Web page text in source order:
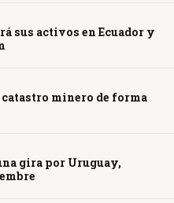
sus activos en Ecuador y
minero de forma
gira por Uruguay,